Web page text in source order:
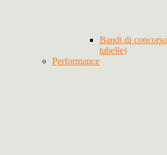
Bandi di
tabelle)
Performance